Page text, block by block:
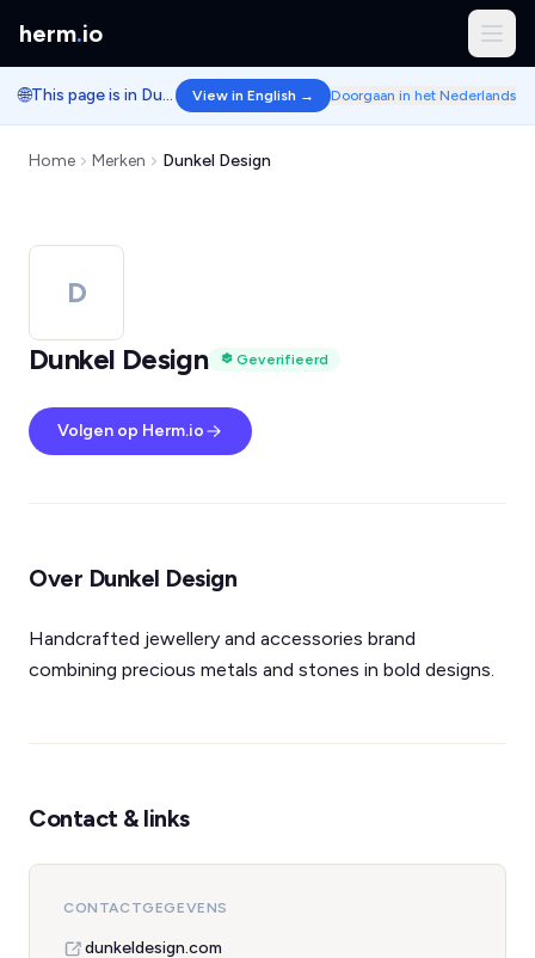
herm.io
🌐 This page is in Dutch. View in English → Doorgaan in het Nederlands
Home Merken Dunkel Design
D
Dunkel Design
Geverifieerd
Volgen op Herm.io
Over Dunkel Design
Handcrafted jewellery and accessories brand
combining precious metals and stones in bold designs.
Contact & links
CONTACTGEGEVENS
dunkeldesign.com